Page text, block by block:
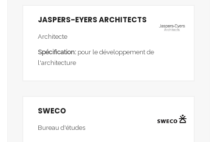
JASPERS-EYERS ARCHITECTS
Architecte
Spécification: pour le développement de
l'architecture
SWECO
Bureau d'études